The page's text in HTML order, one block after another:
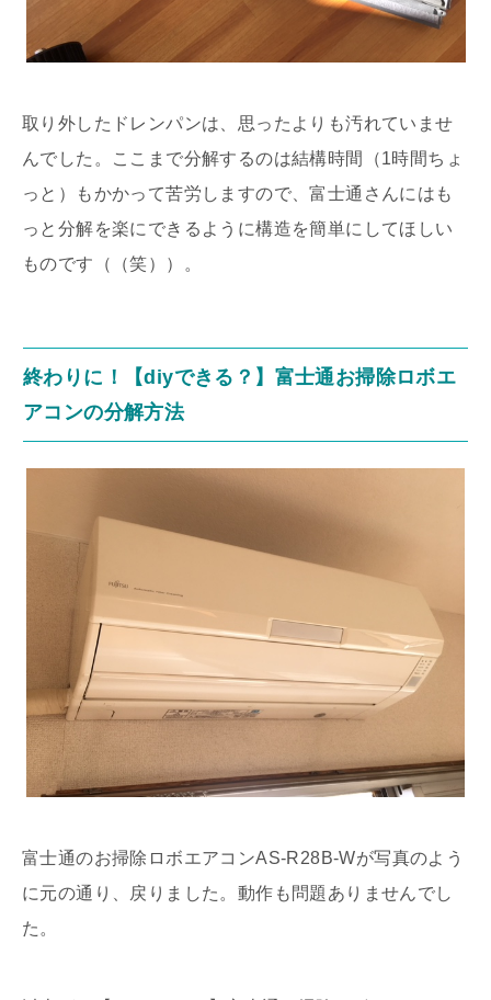
取り外したドレンパンは、思ったよりも汚れていませ
んでした。ここまで分解するのは結構時間（1時間ちょ
っと）もかかって苦労しますので、富士通さんにはも
っと分解を楽にできるように構造を簡単にしてほしい
ものです（（笑））。
終わりに！【diyできる？】富士通お掃除ロボエ
アコンの分解方法
富士通のお掃除ロボエアコンAS-R28B-Wが写真のよう
に元の通り、戻りました。動作も問題ありませんでし
た。